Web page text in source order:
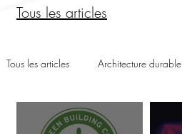
Tous les articles
Tous les articles Architecture durable
Certifications écologiques